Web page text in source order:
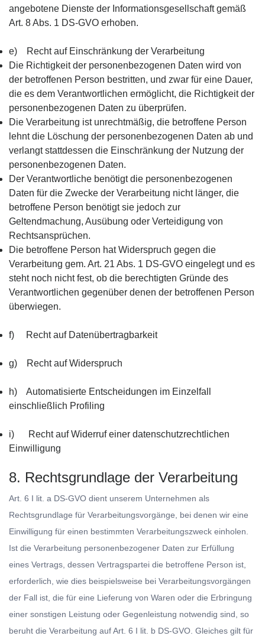
angebotene Dienste der Informationsgesellschaft gemäß
Art. 8 Abs. 1 DS-GVO erhoben.
e) Recht auf Einschränkung der Verarbeitung
Die Richtigkeit der personenbezogenen Daten wird von
der betroffenen Person bestritten, und zwar für eine Dauer,
die es dem Verantwortlichen ermöglicht, die Richtigkeit der
personenbezogenen Daten zu überprüfen.
Die Verarbeitung ist unrechtmäßig, die betroffene Person
lehnt die Löschung der personenbezogenen Daten ab und
verlangt stattdessen die Einschränkung der Nutzung der
personenbezogenen Daten.
Der Verantwortliche benötigt die personenbezogenen
Daten für die Zwecke der Verarbeitung nicht länger, die
betroffene Person benötigt sie jedoch zur
Geltendmachung, Ausübung oder Verteidigung von
Rechtsansprüchen.
Die betroffene Person hat Widerspruch gegen die
Verarbeitung gem. Art. 21 Abs. 1 DS-GVO eingelegt und es
steht noch nicht fest, ob die berechtigten Gründe des
Verantwortlichen gegenüber denen der betroffenen Person
überwiegen.
f) Recht auf Datenübertragbarkeit
g) Recht auf Widerspruch
h) Automatisierte Entscheidungen im Einzelfall
einschließlich Profiling
i) Recht auf Widerruf einer datenschutzrechtlichen
Einwilligung
8. Rechtsgrundlage der Verarbeitung
Art. 6 I lit. a DS-GVO dient unserem Unternehmen als
Rechtsgrundlage für Verarbeitungsvorgänge, bei denen wir eine
Einwilligung für einen bestimmten Verarbeitungszweck einholen.
Ist die Verarbeitung personenbezogener Daten zur Erfüllung
eines Vertrags, dessen Vertragspartei die betroffene Person ist,
erforderlich, wie dies beispielsweise bei Verarbeitungsvorgängen
der Fall ist, die für eine Lieferung von Waren oder die Erbringung
einer sonstigen Leistung oder Gegenleistung notwendig sind, so
beruht die Verarbeitung auf Art. 6 I lit. b DS-GVO. Gleiches gilt für